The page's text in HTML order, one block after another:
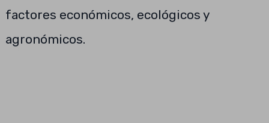
factores económicos, ecológicos y
agronómicos.